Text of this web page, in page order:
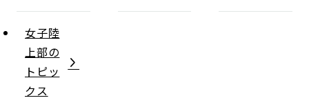
女子陸
上部の
トピッ
クス